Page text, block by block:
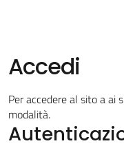
Vivere
Dozza
Accedi
Per accedere al sito a ai
modalità.